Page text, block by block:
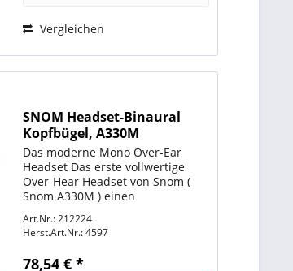
Vergleichen
SNOM Headset-Binaural
Kopfbügel, A330M
Das moderne Mono Over-Ear
Headset Das erste vollwertige
Over-Hear Headset von Snom (
Snom A330M ) einen
und ein Mikrofon mit passiver
Nebengeräuschunterdrückung.
Art.Nr.: 212224
Herst.Art.Nr.:4597
78,54 € *